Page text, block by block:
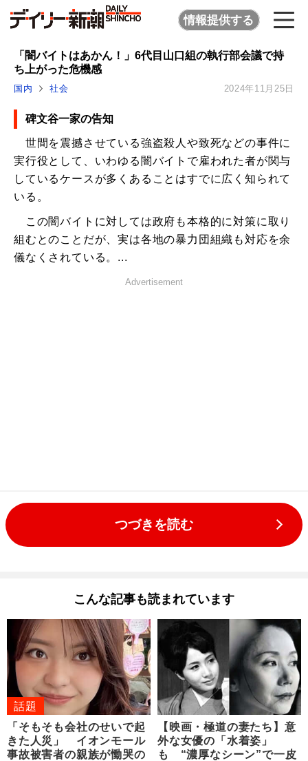
情報提供する
「闇バイトはあかん！」6代目山口組の執行部会議で持
ち上がった危機感
国内 社会 2024年11月25日
碑文谷一家の告知
世間を震撼させている強盗殺人や致死などの事件に
実行役として、いわゆる闇バイトで雇われた者が関与
しているケースが多くあることはすでに広く知られて
いる。
この闇バイトに対しては政府も本格的に対策に取り
組むとのことだが、実は各地の暴力団組織も対応を余
儀なくされている。...
Advertisement
つづきを読む
こんな記事も読まれています
話題
「そもそも会社のせいで起
きた人災」 イオンモール
事故被害者の親族が慟哭の
【映画・極道の妻たち】意
外な女優の「水着姿」
も “濃厚なシーン”で一皮